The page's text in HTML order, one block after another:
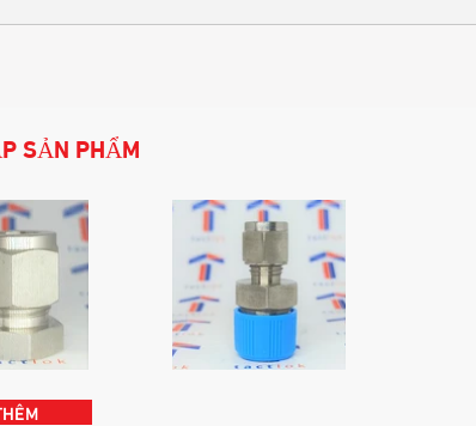
SẢN PHẨM